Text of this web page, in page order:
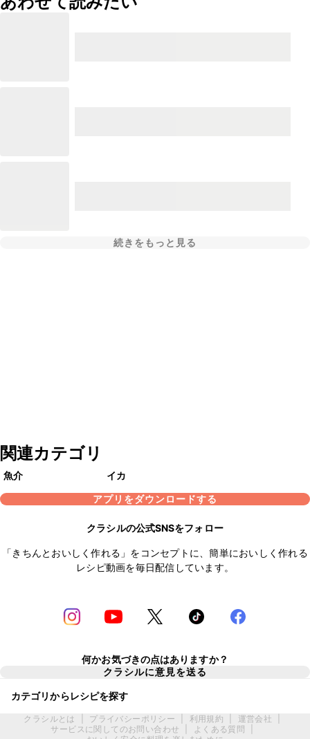
続きをもっと見る
関連カテゴリ
魚介
イカ
アプリをダウンロードする
クラシルの公式SNSをフォロー
「きちんとおいしく作れる」をコンセプトに、簡単においしく作れる
レシピ動画を毎日配信しています。
何かお気づきの点はありますか？
クラシルに意見を送る
カテゴリからレシピを探す
クラシルとは プライバシーポリシー 利用規約 運営会社
サービスに関してのお問い合わせ
よくある質問